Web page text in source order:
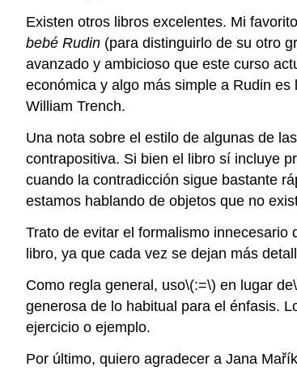
Existen otros libros excelentes. Mi
bebé Rudin (para distinguirlo de su otro
avanzado y ambicioso que este curso
económica y algo más simple a Rudin es
William Trench.
Una nota sobre el estilo de algunas de
contrapositiva. Si bien el libro sí incluye
cuando la contradicción sigue bastante
estamos hablando de objetos que no
Trato de evitar el formalismo
libro, ya que cada vez se dejan más
Como regla general, uso\(:=\) en lugar de
generosa de lo habitual para el énfasis.
ejercicio o ejemplo.
Por último, quiero agradecer a Jana